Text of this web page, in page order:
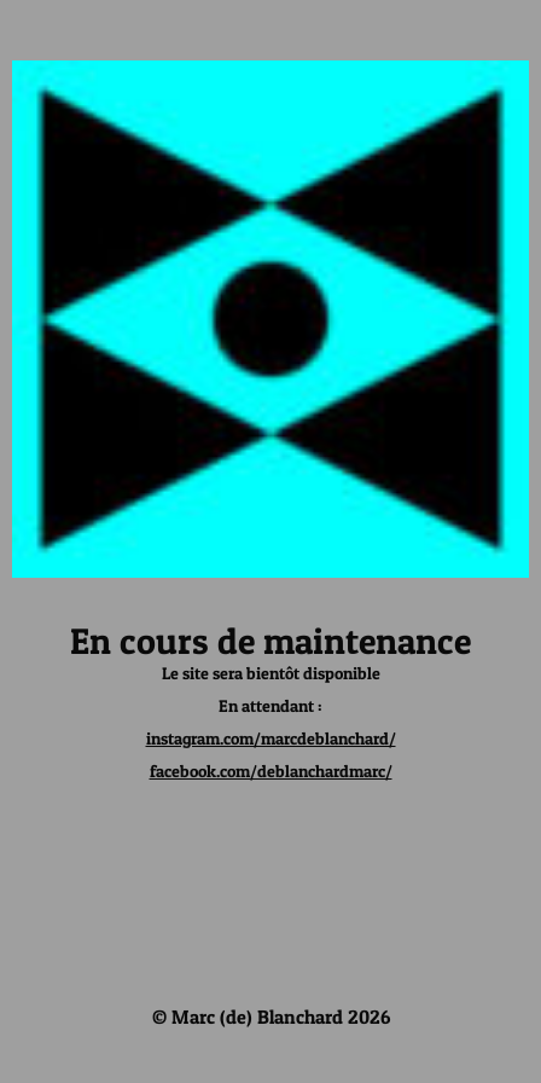
En cours de maintenance
Le site sera bientôt disponible
En attendant :
instagram.com/marcdeblanchard/
facebook.com/deblanchardmarc/
© Marc (de) Blanchard 2026